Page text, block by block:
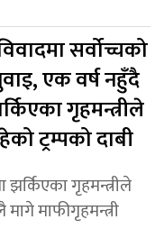
सर्वोच्चको
एक वर्ष नहुँदै
गृहमन्त्रीले
ट्रम्पको दाबी
झर्किएका गृहमन्त्रीले
मागे माफीगृहमन्त्री